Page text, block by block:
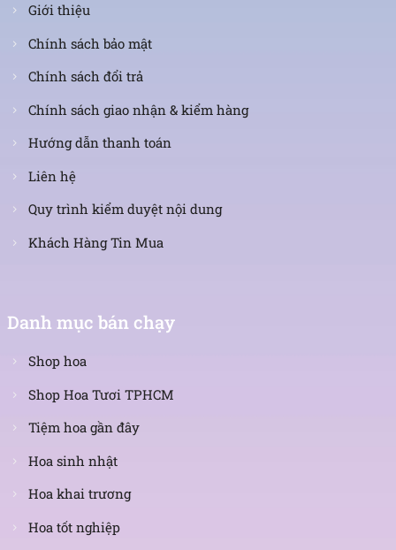
Giới thiệu
Chính sách bảo mật
Chính sách đổi trả
Chính sách giao nhận & kiểm hàng
Hướng dẫn thanh toán
Liên hệ
Quy trình kiểm duyệt nội dung
Khách Hàng Tin Mua
Danh mục bán chạy
Shop hoa
Shop Hoa Tươi TPHCM
Tiệm hoa gần đây
Hoa sinh nhật
Hoa khai trương
Hoa tốt nghiệp